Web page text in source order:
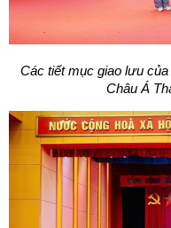
Các tiết mục giao lưu
Châu Á